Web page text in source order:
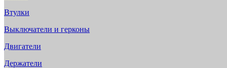
Втулки
Выключатели и герконы
Двигатели
Держатели